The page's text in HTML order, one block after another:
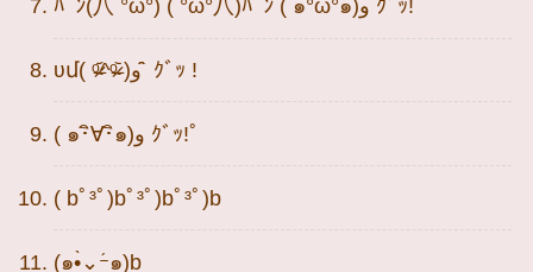
ﾊﾟﾝ(八 °ω°) ( °ω°八)ﾊﾟﾝ ( ๑°ω°๑)و ｸﾞｯ!
ʋմ( ᵒ̴̶̷᷄^ᵒ̴̶̷᷅ )و ̑̑ ｸﾞｯ !
( ๑･ิ∀･ิ๑)و ｸﾞｯ!ﾟ
( bﾟ³ﾟ)bﾟ³ﾟ)bﾟ³ﾟ)b
‪(๑•̀⌄ｰ́๑)b